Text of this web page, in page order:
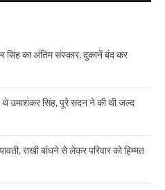
सिंह का अंतिम संस्कार, दुकानें बंद कर
उमाशंकर सिंह, पूरे सदन ने की थी जल्द
राखी बांधने से लेकर परिवार को हिम्मत